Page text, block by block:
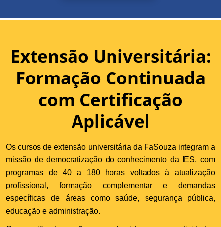
Extensão Universitária:
Formação Continuada
com Certificação
Aplicável
Os cursos de extensão universitária da FaSouza integram a
missão de democratização do conhecimento da IES, com
programas de 40 a 180 horas voltados à atualização
profissional, formação complementar e demandas
específicas de áreas como saúde, segurança pública,
educação e administração.